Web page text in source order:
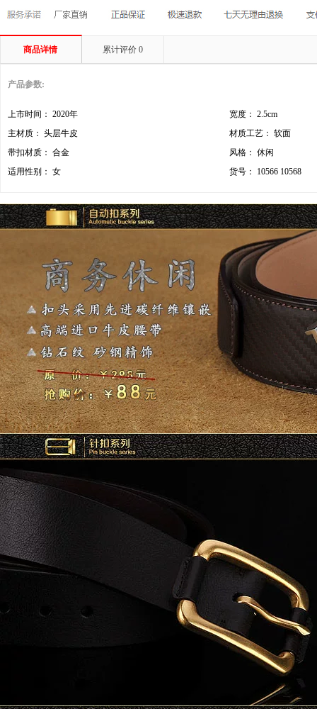
商品详情 累计评价 0
产品参数:
上市时间： 2020年
宽度： 2.5cm
主材质： 头层牛皮
材质工艺： 软面
带扣材质： 合金
风格： 休闲
适用性别： 女
货号： 10566 10568